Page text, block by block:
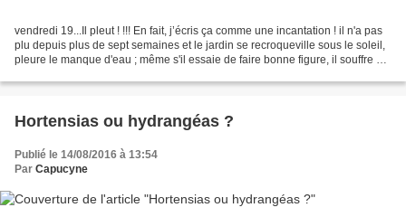
vendredi 19...Il pleut ! !!! En fait, j’écris ça comme une incantation ! il n'a pas
plu depuis plus de sept semaines et le jardin se recroqueville sous le soleil,
pleure le manque d'eau ; même s'il essaie de faire bonne figure, il souffre et
Hortensias ou hydrangéas ?
Publié le 14/08/2016 à 13:54
Par Capucyne